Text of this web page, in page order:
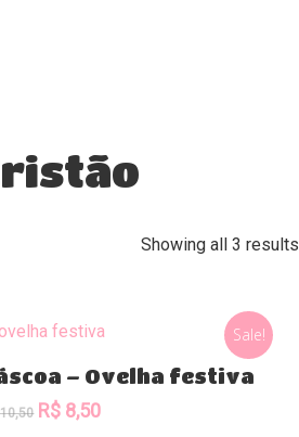
Showing all 3 results
Sale!
Add To Cart
– Ovelha festiva
Original
R$ 8,50Current